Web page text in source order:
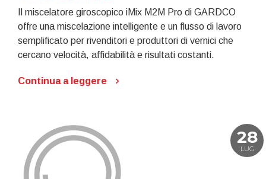
Il miscelatore giroscopico iMix M2M Pro di GARDCO
offre una miscelazione intelligente e un flusso di lavoro
semplificato per rivenditori e produttori di vernici che
cercano velocità, affidabilità e risultati costanti.
Continua a leggere
28
LUG